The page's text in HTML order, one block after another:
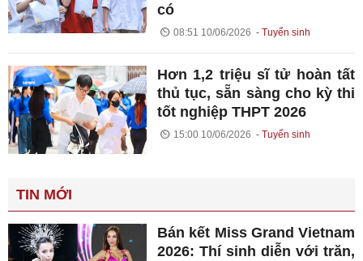
có
08:51 10/06/2026 Tuyển sinh
Hơn 1,2 triệu sĩ tử hoàn tất
thủ tục, sẵn sàng cho kỳ thi
tốt nghiệp THPT 2026
15:00 10/06/2026 Tuyển sinh
TIN MỚI
Bán kết Miss Grand Vietnam
2026: Thí sinh diễn với trăn,